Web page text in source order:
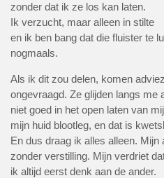
zonder dat ik ze los kan laten.
Ik verzucht, maar alleen in stilte
en ik ben bang dat die fluister te
nogmaals.
Als ik dit zou delen, komen
ongevraagd. Ze glijden langs me
niet goed in het open laten van
mijn huid blootleg, en dat is
En dus draag ik alles alleen.
zonder verstilling. Mijn verdriet
ik altijd eerst denk aan de ander.